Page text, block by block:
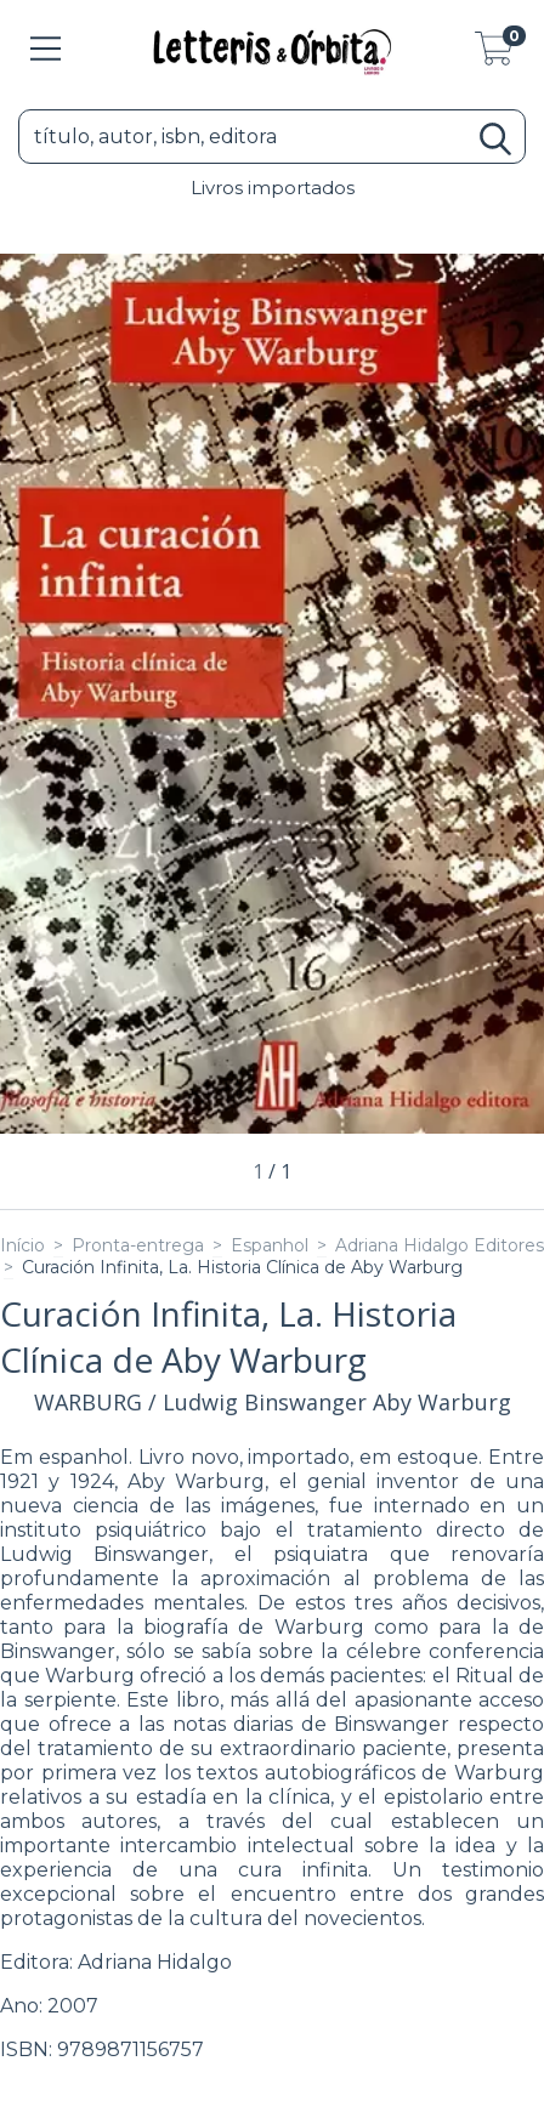
0
Livros importados
1 / 1
Início > Pronta-entrega > Espanhol > Adriana Hidalgo Editores
> Curación Infinita, La. Historia Clínica de Aby Warburg
Curación Infinita, La. Historia
Clínica de Aby Warburg
WARBURG / Ludwig Binswanger Aby Warburg
Em espanhol. Livro novo, importado, em estoque. Entre
1921 y 1924, Aby Warburg, el genial inventor de una
nueva ciencia de las imágenes, fue internado en un
instituto psiquiátrico bajo el tratamiento directo de
Ludwig Binswanger, el psiquiatra que renovaría
profundamente la aproximación al problema de las
enfermedades mentales. De estos tres años decisivos,
tanto para la biografía de Warburg como para la de
Binswanger, sólo se sabía sobre la célebre conferencia
que Warburg ofreció a los demás pacientes: el Ritual de
la serpiente. Este libro, más allá del apasionante acceso
que ofrece a las notas diarias de Binswanger respecto
del tratamiento de su extraordinario paciente, presenta
por primera vez los textos autobiográficos de Warburg
relativos a su estadía en la clínica, y el epistolario entre
ambos autores, a través del cual establecen un
importante intercambio intelectual sobre la idea y la
experiencia de una cura infinita. Un testimonio
excepcional sobre el encuentro entre dos grandes
protagonistas de la cultura del novecientos.
Editora: Adriana Hidalgo
Ano: 2007
ISBN: 9789871156757